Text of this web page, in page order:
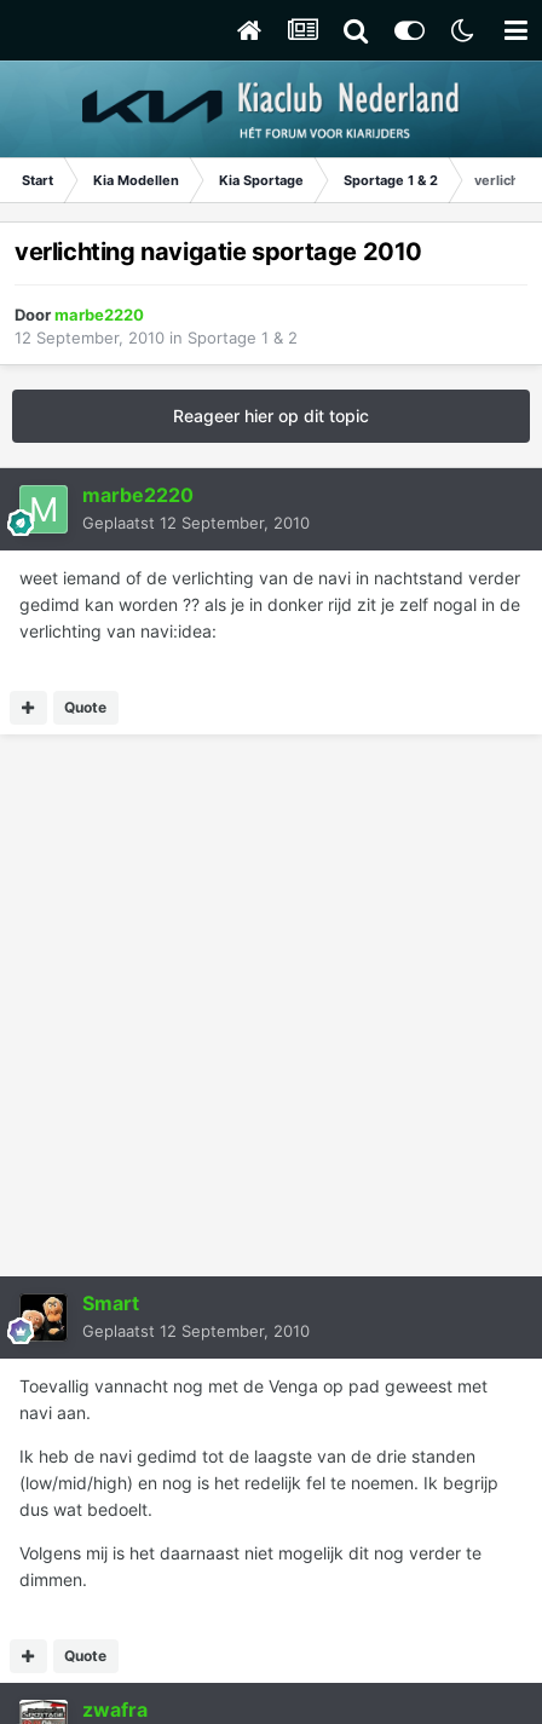
Start Kia Modellen Kia Sportage Sportage 1 & 2
verlichting navigatie sportage 2010
Doormarbe2220
12 September, 2010 in Sportage 1 & 2
Reageer hier op dit topic
marbe2220
Geplaatst 12 September, 2010
weet iemand of de verlichting van de navi in nachtstand verder
gedimd kan worden ?? als je in donker rijd zit je zelf nogal in de
verlichting van navi:idea:
Quote
Smart
Geplaatst 12 September, 2010
Toevallig vannacht nog met de Venga op pad geweest met
navi aan.
Ik heb de navi gedimd tot de laagste van de drie standen
(low/mid/high) en nog is het redelijk fel te noemen. Ik begrijp
dus wat bedoelt.
Volgens mij is het daarnaast niet mogelijk dit nog verder te
dimmen.
Quote
zwafra